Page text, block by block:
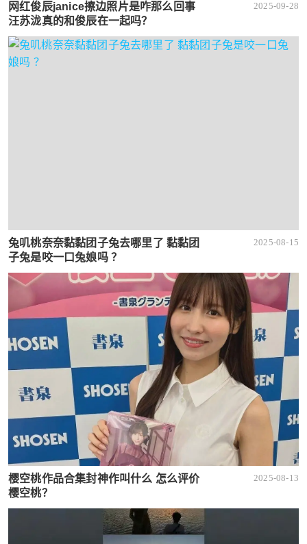
网红俊辰janice擦边照片是咋那么回事
汪苏泷真的和俊辰在一起吗？
2025-09-28
兔叽桃奈奈黏黏团子兔去哪里了 黏黏团
子兔是咬一口兔娘吗 ？
2025-08-15
樱空桃作品合集封神作叫什么 怎么评价
樱空桃？
2025-08-13